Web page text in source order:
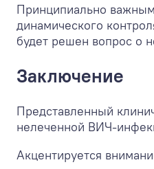
Принципиально
динамического
будет решен вопрос о
Заключение
Представленный
нелеченной ВИЧ-
Акцентируется